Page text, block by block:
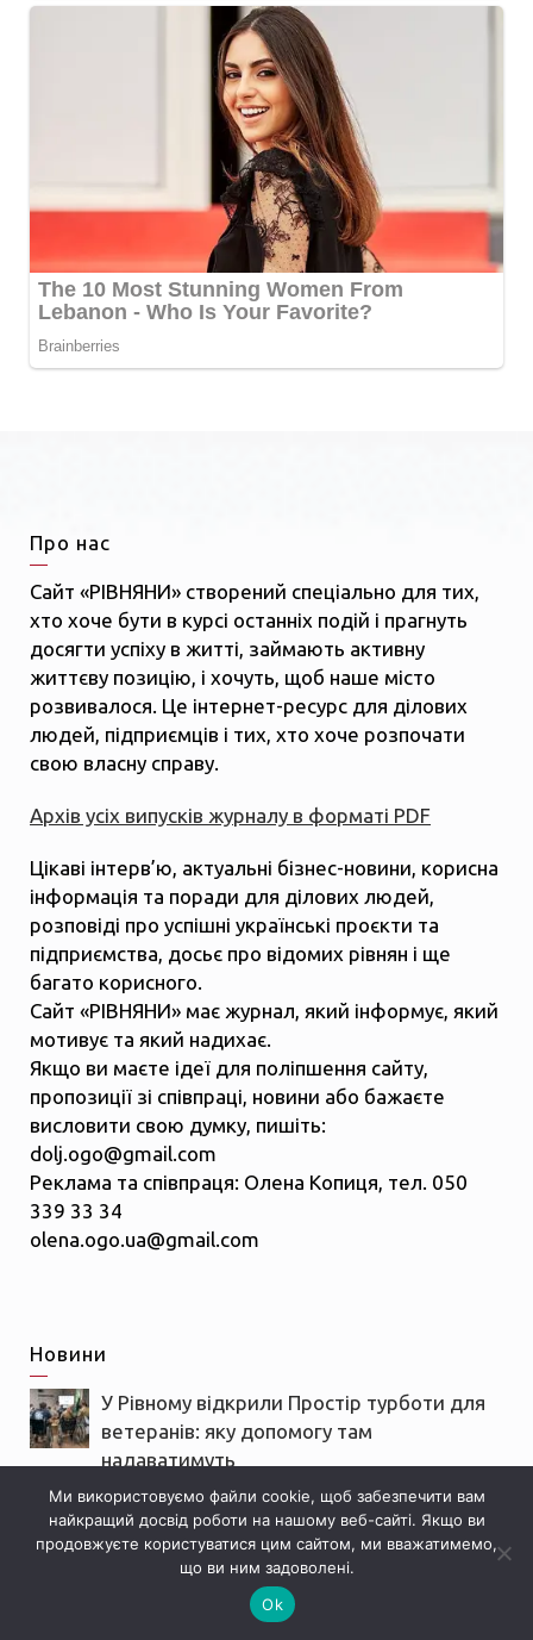
Про нас
Сайт «РІВНЯНИ» створений спеціально для тих,
хто хоче бути в курсі останніх подій і прагнуть
досягти успіху в житті, займають активну
життєву позицію, і хочуть, щоб наше місто
розвивалося. Це інтернет-ресурс для ділових
людей, підприємців і тих, хто хоче розпочати
свою власну справу.
Архів усіх випусків журналу в форматі PDF
Цікаві інтерв’ю, актуальні бізнес-новини, корисна
інформація та поради для ділових людей,
розповіді про успішні українські проєкти та
підприємства, досьє про відомих рівнян і ще
багато корисного.
Сайт «РІВНЯНИ» має журнал, який інформує, який
мотивує та який надихає.
Якщо ви маєте ідеї для поліпшення сайту,
пропозиції зі співпраці, новини або бажаєте
висловити свою думку, пишіть:
dolj.ogo@gmail.com
Реклама та співпраця: Олена Копиця, тел. 050
339 33 34
olena.ogo.ua@gmail.com
Новини
У Рівному відкрили Простір турботи для
ветеранів: яку допомогу там
надаватимуть
Ніжна сирна запіканка як суфле: простий
рецепт із TikTok
В Україні змінили облік гуманітарної
Ми використовуємо файли cookie, щоб забезпечити вам
найкращий досвід роботи на нашому веб-сайті. Якщо ви
продовжуєте користуватися цим сайтом, ми вважатимемо,
що ви ним задоволені.
Ok